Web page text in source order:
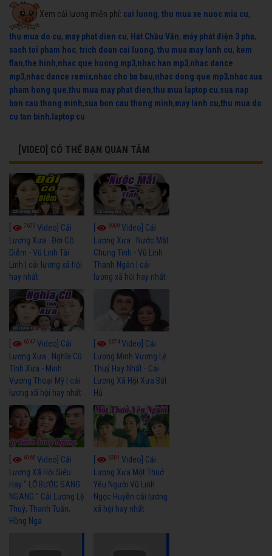
Xem cải lương miễn phí: cai luong, thu mua xe nuoc mia cu,
thu mua do cu, may phat dien cu, Hát Chầu Văn, máy phát điện 3 pha,
sach toi pham hoc, trich doan cai luong, thu mua may lanh cu, kem
flan,the hinh,nhac que huong mp3,nhac han mp3,nhac dance
mp3,nhac dance remix,nhac cho ba bau,nhac dong que mp3,nhac xua
pham hong que,thu mua may phat dien,thu mua laptop cu,sua nap
bon cau thong minh,sua bon cau thong minh,may lanh cu,thu mua do
cu tan binh, laptop cu
[VIDEO] CÓ THỂ BẠN QUAN TÂM
7659 Video] Cải
Lương Xưa : Đời Cô
Diễm - Vũ Linh Tài
Linh | cải lương xã hội
hay nhất
6909Video] Cải
Lương Xưa : Nước Mắt
Chung Tình - Vũ Linh
Thanh Ngân | cải
lương xã hội hay nhất
6047 Video] Cải
Lương Xưa : Nghĩa Cũ
Tình Xưa - Minh
Vương Thoại Mỹ | cải
lương xã hội hay nhất
6674Video] Cải
Lương Minh Vương Lệ
Thuỷ Hay Nhất - Cải
Lương Xã Hội Xưa Bất
Hủ
6965 Video] Cải
Lương Xã Hội Siêu
Hay " LỠ BƯỚC SANG
NGANG " Cải Lương Lệ
Thuỷ, Thanh Tuấn,
Hồng Nga
6381Video] Cải
Lương Xưa Một Thuở
Yêu Người Vũ Linh
Ngọc Huyền cải lương
xã hội hay nhất